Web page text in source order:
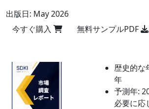
出版日: May 2026
今すぐ購入
無料サンプルPDF
歴史的な
年
予測年:
必要に応